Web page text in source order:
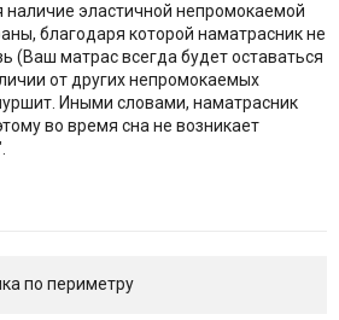
наличие эластичной непромокаемой
благодаря которой наматрасник не
(Ваш матрас всегда будет оставаться
от других непромокаемых
Иными словами, наматрасник
во время сна не возникает
по периметру